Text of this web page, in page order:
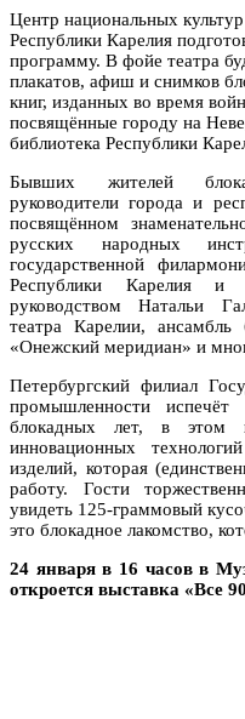
Центр национальных
Республики Карелия
программу. В фойе театра
плакатов, афиш и снимков
книг, изданных во время
посвящённые городу на
библиотека Республики
Бывших жителей
руководители города и
посвящённом
русских народных
государственной
Республики Карелия и
руководством Натальи
театра Карелии, ансамбль
«Онежский меридиан» и
Петербургский филиал
промышленности
блокадных лет, в этом
инновационных
изделий, которая
работу. Гости
увидеть 125-граммовый
это блокадное лакомство,
24 января в 16 часов в
откроется выставка «Все